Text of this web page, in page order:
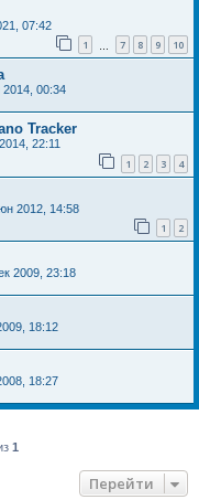
07:42
1 7 8 9 10
2014, 00:34
Tracker
22:11
1 2 3 4
2012, 14:58
1 2
2009, 23:18
18:12
18:27
1
Перейти